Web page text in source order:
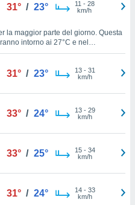
31° / 23° 11 - 28
km/h
la maggior parte del giorno. Questa
intorno ai 27°C e nel
le temperature saranno vicine ai
con una velocità media di
31° / 23° 13- 31
km/h
33° / 24° 13- 29
km/h
33° / 25° 15- 34
km/h
31° / 24° 14- 33
km/h